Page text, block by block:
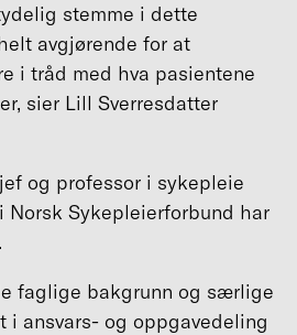
stemme i dette
avgjørende for at
i tråd med hva pasientene
sier Lill Sverresdatter
og professor i sykepleie
Norsk Sykepleierforbund har
faglige bakgrunn og særlige
i ansvars- og oppgavedeling